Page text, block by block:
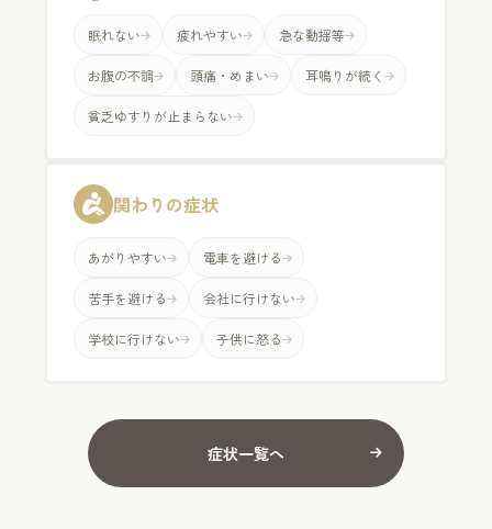
眠れない 疲れやすい 急な動揺等
お腹の不調 頭痛・めまい 耳鳴りが続く
貧乏ゆすりが止まらない
関わりの症状
あがりやすい 電車を避ける
苦手を避ける 会社に行けない
学校に行けない 子供に怒る
症状一覧へ